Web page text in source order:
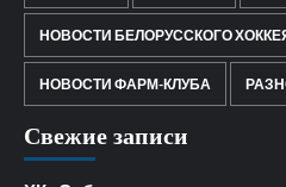
НОВОСТИ БЕЛОРУССКОГО
НОВОСТИ ФАРМ-КЛУБА
Свежие записи